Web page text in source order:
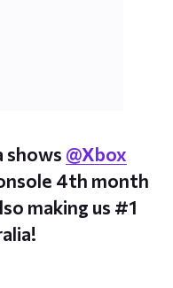
shows @Xbox
4th month
making us #1